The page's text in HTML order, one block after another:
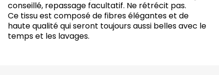
conseillé, repassage facultatif. Ne rétrécit pas.
Ce tissu est composé de fibres élégantes et de
haute qualité qui seront toujours aussi belles avec le
temps et les lavages.